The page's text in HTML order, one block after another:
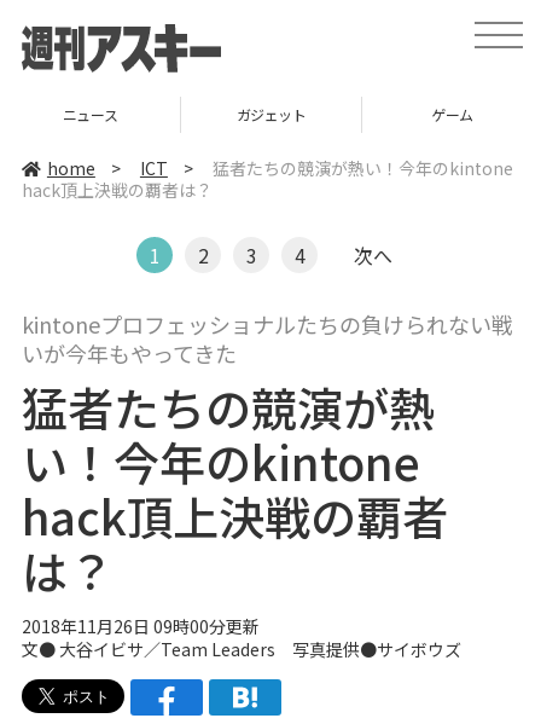
t
o
v
ニュース ガジェット ゲーム
home > ICT >
猛者たちの競演が熱い！今年のkintone
hack頂上決戦の覇者は？
1 2 3 4 次へ
kintoneプロフェッショナルたちの負けられない戦
いが今年もやってきた
猛者たちの競演が熱
い！今年のkintone
hack頂上決戦の覇者
は？
2018年11月26日 09時00分更新
文● 大谷イビサ／Team Leaders 写真提供●サイボウズ